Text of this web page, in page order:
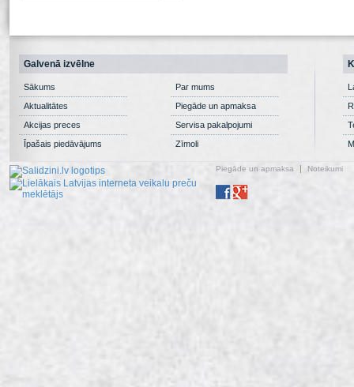
Galvenā izvēlne
Sākums
Aktualitātes
Akcijas preces
Īpašais piedāvājums
Par mums
Piegāde un apmaksa
Servisa pakalpojumi
Zīmoli
Piegāde un apmaksa Noteikumi